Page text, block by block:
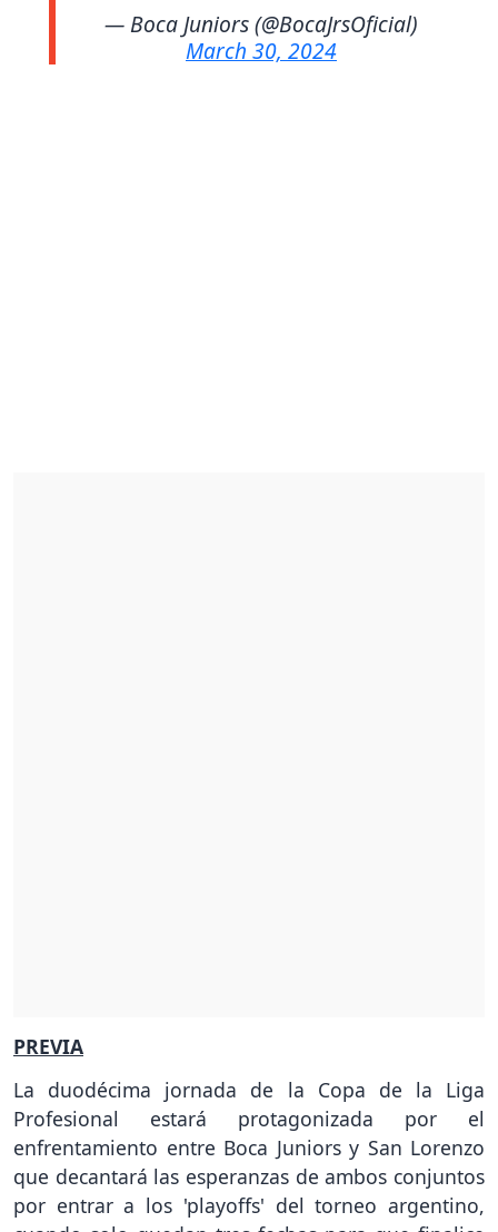
— Boca Juniors (@BocaJrsOficial)
March 30, 2024
PREVIA
La duodécima jornada de la Copa de la Liga
Profesional estará protagonizada por el
enfrentamiento entre Boca Juniors y San Lorenzo
que decantará las esperanzas de ambos conjuntos
por entrar a los 'playoffs' del torneo argentino,